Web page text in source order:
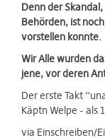
Denn der
Behörden, ist
vorstellen konnte.
Wir Alle wurden
jene, vor deren
Der erste Takt
Käptn Welpe - als
via Einschreiben/